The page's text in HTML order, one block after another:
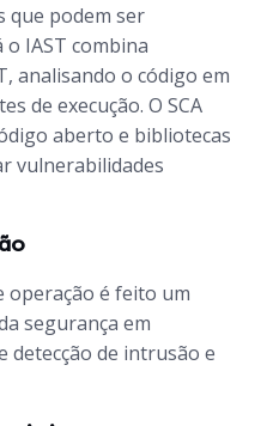
que podem ser
o IAST combina
analisando o código em
de execução. O SCA
aberto e bibliotecas
vulnerabilidades
operação é feito um
segurança em
detecção de intrusão e